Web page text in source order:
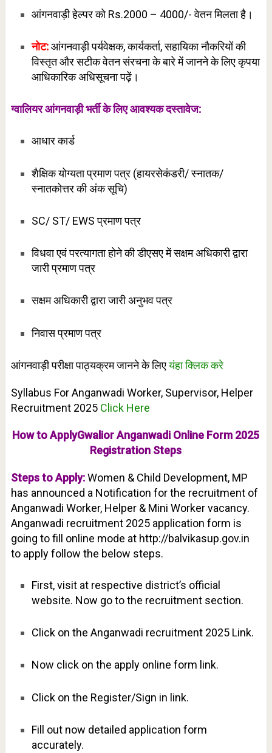
आंगनवाड़ी हेल्पर को Rs.2000 – 4000/- वेतन मिलता है।
नोट: आंगनवाड़ी पर्यवेक्षक, कार्यकर्ता, सहायिका नौकरियों की
विस्तृत और सटीक वेतन संरचना के बारे में जानने के लिए कृपया
आधिकारिक अधिसूचना पढ़ें।
ग्वालियर आंगनवाड़ी भर्ती के लिए आवश्यक दस्तावेज:
आधार कार्ड
शैक्षिक योग्यता प्रमाण पत्र (हायरसेकंडरी/ स्नातक/
स्नातकोत्तर की अंक सूचि)
SC/ ST/ EWS प्रमाण पत्र
विधवा एवं परत्यागता होने की डीएसए में सक्षम अधिकारी द्वारा
जारी प्रमाण पत्र
सक्षम अधिकारी द्वारा जारी अनुभव पत्र
निवास प्रमाण पत्र
आंगनवाड़ी परीक्षा पाठ्यक्रम जानने के लिएयंहा क्लिक करे
Syllabus For Anganwadi Worker, Supervisor, Helper
Recruitment 2025 Click Here
How to ApplyGwalior Anganwadi Online Form 2025
Registration Steps
Steps to Apply:Women & Child Development, MP
has announced a Notification for the recruitment of
Anganwadi Worker, Helper & Mini Worker vacancy.
Anganwadi recruitment 2025 application form is
going to fill online mode at http://balvikasup.gov.in
to apply follow the below steps.
First, visit at respective district’s official
website. Now go to the recruitment section.
Click on the Anganwadi recruitment 2025 Link.
Now click on the apply online form link.
Click on the Register/Sign in link.
Fill out now detailed application form
accurately.